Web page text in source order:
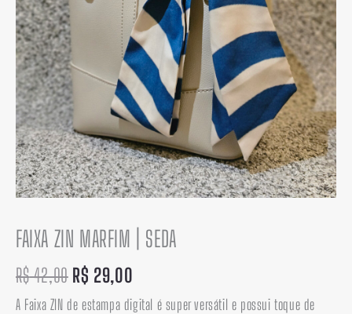
FAIXA ZIN MARFIM | SEDA
R$42,00 R$ 29,00
A Faixa ZIN de estampa digital é super versátil e possui toque de